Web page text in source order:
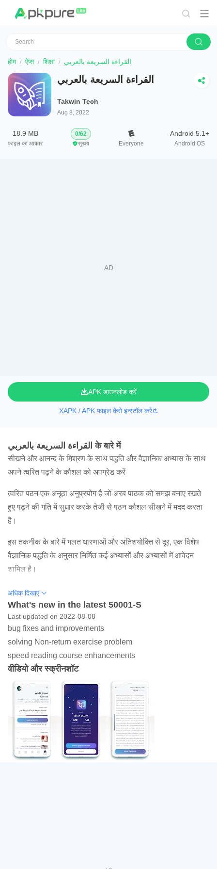
होम ऐप्स शिक्षा القراءة السريعة بالعربي
القراءة السريعة بالعربي
Takwin Tech
Aug 8, 2022
18.9 MB
फाइल का आकार
0/62
सुरक्षा
Everyone
Android 5.1+
Android OS
APK डाउनलोड करें
XAPK / APK फाइल कैसे इन्स्टॉल करें
القراءة السريعة بالعربي के बारे में
सीखने और आनन्द के मिश्रण के साथ पद्धति और वैज्ञानिक अभ्यास के साथ
अपने त्वरित पढ़ने के कौशल को अपग्रेड करें
त्वरित पठन एक अनूठा अनुप्रयोग है जो अरब पाठक को समझ बनाए रखते
हुए पढ़ने की गति में सुधार करके तेजी से पठन कौशल सीखने में मदद करता
है।
इस तकनीक के बारे में गलत धारणाओं और अतिशयोक्ति से दूर, एक विशेष
वैज्ञानिक पद्धति के अनुसार निर्मित कई अभ्यासों और अभ्यासों में आवेदन
शामिल है।
आवेदन में एक व्यवस्थित पाठ्यक्रम भी शामिल है जो पाठक को अभ्यास और
अभ्यास के समूह के दैनिक अनुवर्ती के माध्यम से 30 दिनों में अपनी पढ़ने की
गति को बढ़ाने में सक्षम बनाता है।
आवेदन भी इस क्षेत्र में विशेष वैज्ञानिक लेख का एक सेट प्रदान करता है।
तेजी से पढ़ना क्या है?
हममें से अधिकांश लोग प्रति मिनट 150 से 250 शब्दों को जल्दी से पढ़ते हैं,
जबकि तेजी से पढ़ने से प्रति मिनट 1,000 से 1,700 शब्दों तक पहुंच की
अनुमति मिलती है।
जैसा कि पढ़ने में आधुनिक पद्धति न केवल आंख की क्षमताओं पर निर्भर करती
है, बल्कि आंख को भी दिमाग के साथ जोड़ती है, और आंख के साथ दिमाग को
जोड़कर आप एक शब्द में एक से अधिक शब्दों को चार शब्दों में पढ़ सकते हैं।
अधिक दिखाएं
What's new in the latest 50001-S
Last updated on 2022-08-08
bug fixes and improvements
solving Non-return exercise problem
speed reading course enhancements
वीडियो और स्क्रीनशॉट